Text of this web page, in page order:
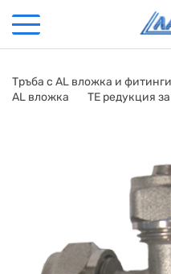
Тръба с AL вложка и фитинги
AL вложка
ТЕ редукция